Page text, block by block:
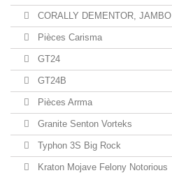
CORALLY DEMENTOR, JAMBO
Pièces Carisma
GT24
GT24B
Pièces Arrma
Granite Senton Vorteks
Typhon 3S Big Rock
Kraton Mojave Felony Notorious